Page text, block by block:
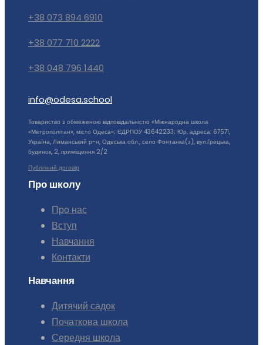
+38 073 894 6910
+38 077 710 2222
+38 048 796 1440
info@odesa.school
Товариство з обмеженою відповідальністю «Міжнародна школа
«Метрополітан», місто Одеса»; ЄДРПОУ 43642233; Юр. адреса: 67571,
Україна, Лиманський р-н, Одеська обл., село Фонтанка(з), вул.Грецька,
будинок, 2, приміщення 2/2
Публічний договір
Про школу
Про нас
Вступ
Навчання
Контакти
Навчання
Дитячий садок
Початкова школа
Середня школа